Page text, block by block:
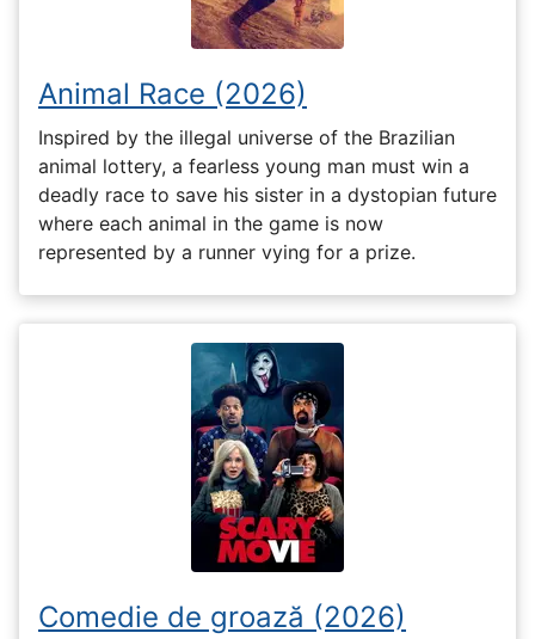
Animal Race (2026)
Inspired by the illegal universe of the Brazilian
animal lottery, a fearless young man must win a
deadly race to save his sister in a dystopian future
where each animal in the game is now
represented by a runner vying for a prize.
Comedie de groază (2026)